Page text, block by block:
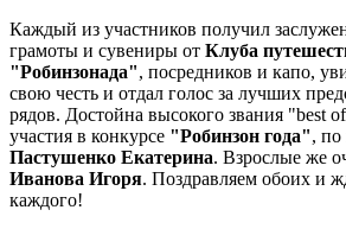
Каждый из участников получил
грамоты и сувениры от Клуба
"Робинзонада", посредников и капо,
свою честь и отдал голос за лучших
рядов. Достойна высокого звания "best
участия в конкурсе "Робинзон года", по
Пастушенко Екатерина. Взрослые же
Иванова Игоря. Поздравляем обоих и
каждого!